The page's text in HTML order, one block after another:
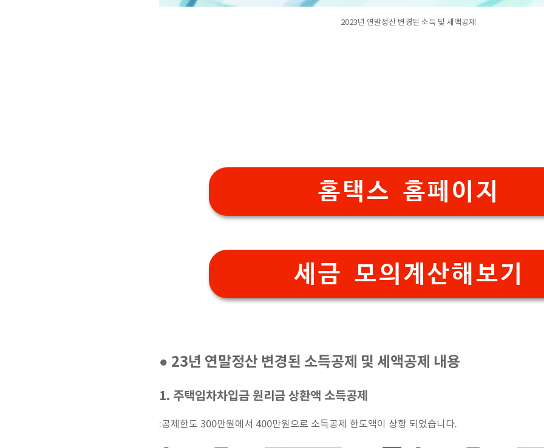
2023년 연말정산 변경된 소득 및 세액공제
홈택스 홈페이지
세금 모의계산해보기
● 23년 연말정산 변경된 소득공제 및 세액공제 내용
1. 주택임차차입금 원리금 상환액 소득공제
:공제한도 300만원에서 400만원으로 소득공제 한도액이 상향 되었습니다.